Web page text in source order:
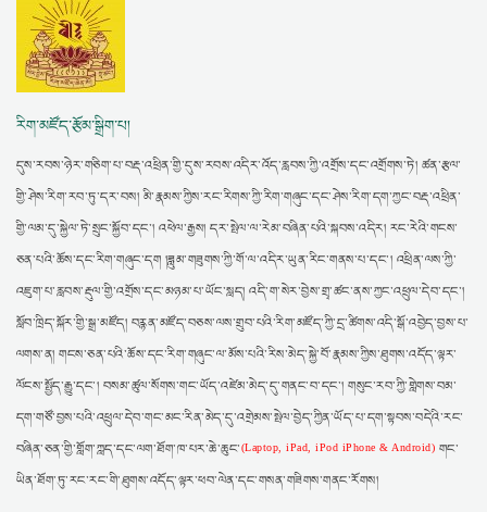
རིག་མཛོད་རྩོམ་སྒྲིག་པ།
དུས་རབས་ཉེར་གཅིག་པ་བརྡ་འཕྲིན་གྱི་དུས་རབས་འདིར་འོད་རླབས་ཀྱི་འགྲོས་དང་འགྲོགས་ཏེ། ཚན་རྩལ་
གྱི་ཤེས་རིག་རབ་ཏུ་དར་བས། མི་རྣམས་ཀྱིས་རང་རིགས་ཀྱི་རིག་གཞུང་དང་ཤེས་རིག་དག་ཀྱང་བརྡ་འཕྲིན་
གྱི་ལམ་དུ་སྐྱེལ་ཏེ་སྲུང་སྐྱོབ་དང་། འཕེལ་རྒྱས། དར་སྤེལ་ལ་རེམ་བཞིན་པའི་སྐབས་འདིར། རང་རེའི་གངས་
ཅན་པའི་ཆོས་དང་རིག་གཞུང་དག །ཟླུམ་གཟུགས་ཀྱི་གོ་ལ་འདིར་ཡུན་རིང་གནས་པ་དང་། འཕྲིན་ལས་ཀྱི་
འཇུག་པ་རླབས་རྡུལ་གྱི་འགྲོས་དང་མཉམ་པ་ཡོང་སླད། འདི་ག་སེར་བྱེས་གྲྭ་ཚང་ནས་ཀྱང་འཕྲུལ་དེབ་དང་།
སློབ་ཁྲིད་སྐོར་གྱི་སྒྲ་མཛོད། བརྙན་མཛོད་བཅས་ལས་གྲུབ་པའི་རིག་མཛོད་ཀྱི་དྲ་ཚིགས་འདི་སྒོ་འབྱེད་བྱས་པ་
ལགས་ན། གངས་ཅན་པའི་ཆོས་དང་རིག་གཞུང་ལ་མོས་པའི་རིས་མེད་སྐྱེ་བོ་རྣམས་ཀྱིས་ཐུགས་འདོད་ལྟར་
ལོངས་སྤྱོད་རྒྱུ་དང་། བསམ་ཚུལ་སོགས་གང་ཡོད་འཛེམ་མེད་དུ་གནང་བ་དང་། གསུང་རབ་ཀྱི་གླེགས་བམ་
དག་གཙོ་བྱས་པའི་འཕྲུལ་དེབ་གང་མང་རིན་མེད་དུ་འགྲེམས་སྤེལ་བྱེད་ཀྱིན་ཡོད་པ་དག་སྟབས་བདེའི་རང་
བཞིན་ཅན་གྱི་གློག་ཀླད་དང་ལག་ཐོག་ཁ་པར་ཆེ་ཆུང་(Laptop, iPad, iPod iPhone & Android) གང་
ཡིན་ཐོག་ཏུ་རང་རང་གི་ཐུགས་འདོད་ལྟར་ཕབ་ལེན་དང་གསན་གཟིགས་གནང་རོགས།